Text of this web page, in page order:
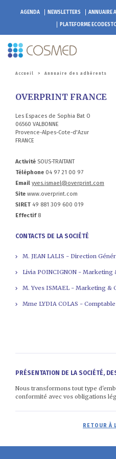
AGENDA NEWSLETTERS ANNUAIRE
PLATEFORME
Accueil > Annuaire des adhérents
OVERPRINT FRANCE
Les Espaces de Sophia Bat O
06560 VALBONNE
Provence-Alpes-Cote-d'Azur
FRANCE
Activité SOUS-TRAITANT
Téléphone 04 97 21 00 97
Email yves.ismael@overprint.com
Site www.overprint.com
SIRET 49 881 309 600 019
Effectif8
CONTACTS DE LA SOCIÉTÉ
M. JEAN LALIS - Direction
Livia POINCIGNON - Marketing
M. Yves ISMAEL - Marketing &
Mme LYDIA COLAS - Comptable
PRÉSENTATION DE LA SOCIÉTÉ,
Nous transformons tout type
conformité avec vos obligations
RETOUR À